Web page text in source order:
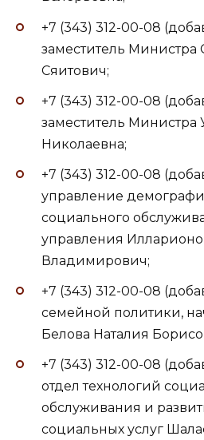
+7 (343) 312-00-08
заместитель Министра
Сяитович;
+7 (343) 312-00-08
заместитель Министра
Николаевна;
+7 (343) 312-00-08
управление
социального
управления
Владимирович;
+7 (343) 312-00-08
семейной политики,
Белова Наталия
+7 (343) 312-00-08
отдел технологий
обслуживания и
социальных услуг